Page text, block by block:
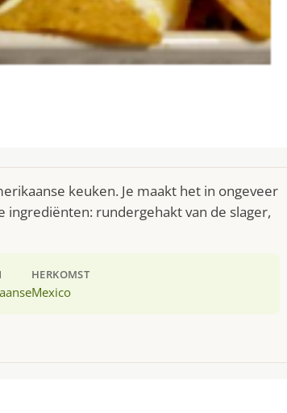
keuken. Je maakt het in ongeveer
rundergehakt van de slager,
HERKOMST
Mexico